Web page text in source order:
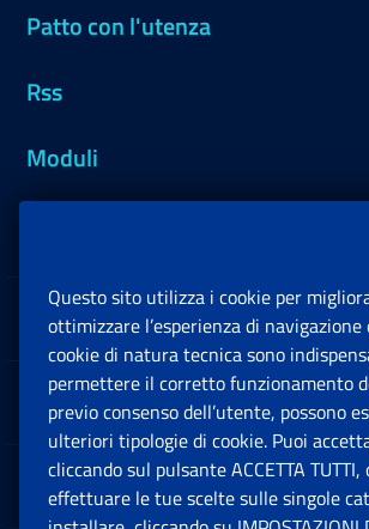
Patto con l'utenza
Rss
Moduli
Sedi e Contatti
Software
Note Legali
Questo sito utilizza i cookie per
ottimizzare l’esperienza di navigazione
cookie di natura tecnica sono
permettere il corretto funzionamento
previo consenso dell’utente, possono
ulteriori tipologie di cookie. Puoi
cliccando sul pulsante ACCETTA
effettuare le tue scelte sulle singole